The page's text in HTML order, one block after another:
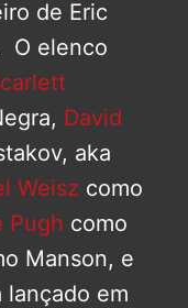
de Eric
O elenco
David
aka
Weisz como
Pugh como
Manson, e
lançado em